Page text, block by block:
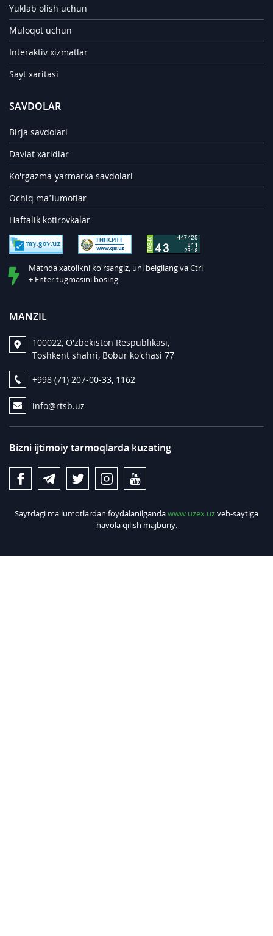
Yuklab olish uchun
Muloqot uchun
Interaktiv xizmatlar
Sayt xaritasi
SAVDOLAR
Birja savdolari
Davlat xaridlar
Ko'rgazma-yarmarka savdolari
Ochiq ma’lumotlar
Haftalik kotirovkalar
Matnda xatolikni ko'rsangiz, uni belgilang va Ctrl
+ Enter tugmasini bosing.
MANZIL
100022, O'zbekiston Respublikasi,
Toshkent shahri, Bobur ko'chasi 77
+998 (71) 207-00-33, 1162
info@rtsb.uz
Bizni ijtimoiy tarmoqlarda kuzating
Saytdagi ma'lumotlardan foydalanilgandawww.uzex.uzveb-saytiga
havola qilish majburiy.